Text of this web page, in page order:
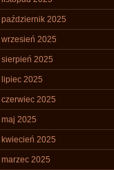
październik 2025
wrzesień 2025
sierpień 2025
lipiec 2025
czerwiec 2025
maj 2025
kwiecień 2025
marzec 2025